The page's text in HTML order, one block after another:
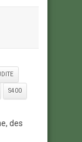
S400
des